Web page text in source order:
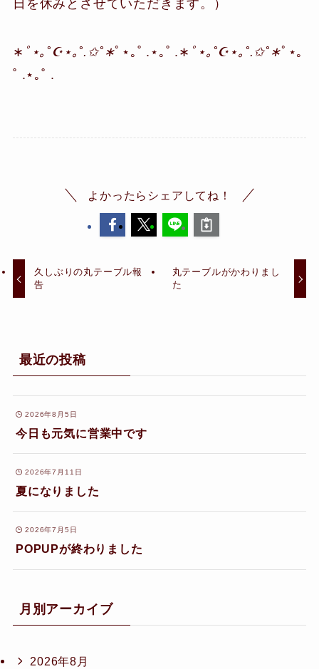
日を休みとさせていただきます。）
∗ ﾟ⋆｡˚☪︎⋆｡˚.✩˚∗ﾟ⋆｡˚ .⋆｡˚ .∗ ﾟ⋆｡˚☪︎⋆｡˚.✩˚∗ﾟ⋆｡
˚ .⋆｡˚ .
よかったらシェアしてね！
久しぶりの丸テーブル報
告
丸テーブルがかわりまし
た
最近の投稿
2026年8月5日
今日も元気に営業中です
2026年7月11日
夏になりました
2026年7月5日
POPUPが終わりました
月別アーカイブ
2026年8月